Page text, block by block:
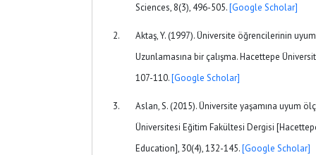
Sciences, 8(3), 496-505.[Google Scholar]
Aktaş, Y. (1997). Üniversite öğrencilerinin
Uzunlamasına bir çalışma. Hacettepe
107-110.[Google Scholar]
Aslan, S. (2015). Üniversite yaşamına uyum
Üniversitesi Eğitim Fakültesi Dergisi
Education], 30(4), 132-145.[Google Scholar]